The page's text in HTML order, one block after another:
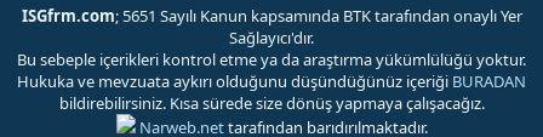
S
ISGfrm.com; 5651 Sayılı Kanun kapsamında BTK tarafından onaylı Yer
Sağlayıcı'dır.
Bu sebeple içerikleri kontrol etme ya da araştırma yükümlülüğü yoktur.
Hukuka ve mevzuata aykırı olduğunu düşündüğünüz içeriği BURADAN
bildirebilirsiniz. Kısa sürede size dönüş yapmaya çalışacağız.
Narweb.nettarafından barıdırılmaktadır.